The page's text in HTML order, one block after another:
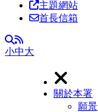
主題網站
首長信箱
全文檢索
RSS
小中大
關於本署
願景